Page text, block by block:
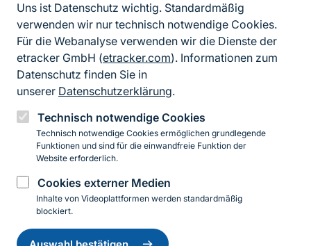
Uns ist Datenschutz wichtig. Standardmäßig
verwenden wir nur technisch notwendige Cookies.
Für die Webanalyse verwenden wir die Dienste der
etracker GmbH (etracker.com). Informationen zum
Datenschutz finden Sie in
unserer Datenschutzerklärung.
Technisch notwendige Cookies
Technisch notwendige Cookies ermöglichen grundlegende
Funktionen und sind für die einwandfreie Funktion der
Website erforderlich.
Cookies externer Medien
Inhalte von Videoplattformen werden standardmäßig
blockiert.
Einwilligung
zurückziehen
FußzeileKontakt zum BfN
Kontaktformular
Erklärung zur Barrierefreiheit
Impressum
Datenschutz
InstagramFacebookYouTubeLinkedIn
© 2026 Bundesamt für Naturschutz